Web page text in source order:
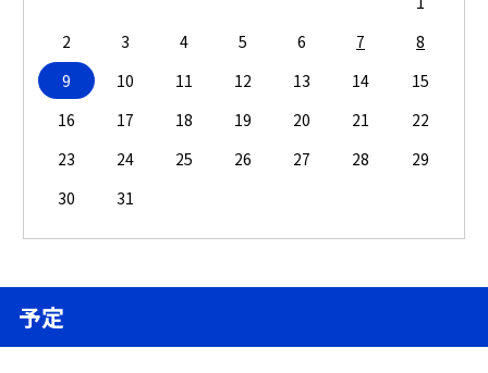
2
3 4 5 6 7
8
9
10 11 12 13 14
15
16
17 18 19 20 21
22
23
24 25 26 27 28
29
30
31
予定